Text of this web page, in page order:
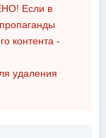
Если в
контента -
удаления